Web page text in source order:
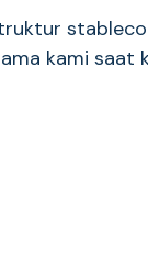
kami saat